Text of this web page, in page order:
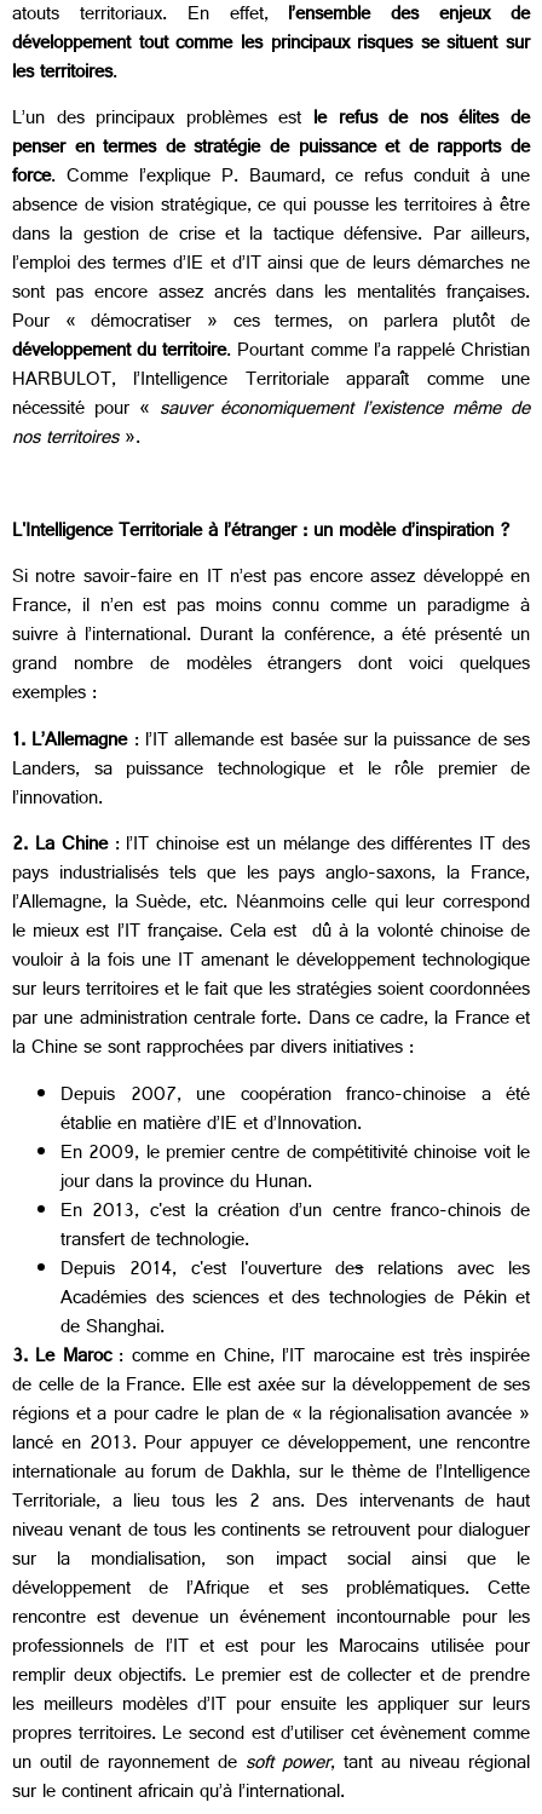
atouts territoriaux. En effet,l’ensemble des enjeux de
développement tout comme les principaux risques se situent sur
les territoires.
L’un des principaux problèmes est le refus de nos élites de
penser en termes de stratégie de puissance et de rapports de
force. Comme l’explique P. Baumard, ce refus conduit à une
absence de vision stratégique, ce qui pousse les territoires à être
dans la gestion de crise et la tactique défensive. Par ailleurs,
l’emploi des termes d’IE et d’IT ainsi que de leurs démarches ne
sont pas encore assez ancrés dans les mentalités françaises.
Pour « démocratiser » ces termes, on parlera plutôt de
développement du territoire. Pourtant comme l’a rappelé Christian
HARBULOT, l’Intelligence Territoriale apparaît comme une
nécessité pour « sauver économiquement l’existence même de
nos territoires».
L'Intelligence Territoriale à l’étranger : un modèle d’inspiration ?
Si notre savoir-faire en IT n’est pas encore assez développé en
France, il n’en est pas moins connu comme un paradigme à
suivre à l’international. Durant la conférence, a été présenté un
grand nombre de modèles étrangers dont voici quelques
exemples :
1. L’Allemagne: l’IT allemande est basée sur la puissance de ses
Landers, sa puissance technologique et le rôle premier de
l’innovation.
2. La Chine: l’IT chinoise est un mélange des différentes IT des
pays industrialisés tels que les pays anglo-saxons, la France,
l’Allemagne, la Suède, etc. Néanmoins celle qui leur correspond
le mieux est l’IT française. Cela est dû à la volonté chinoise de
vouloir à la fois une IT amenant le développement technologique
sur leurs territoires et le fait que les stratégies soient coordonnées
par une administration centrale forte. Dans ce cadre, la France et
la Chine se sont rapprochées par divers initiatives :
Depuis 2007, une coopération franco-chinoise a été
établie en matière d’IE et d’Innovation.
En 2009, le premier centre de compétitivité chinoise voit le
jour dans la province du Hunan.
En 2013, c'est la création d’un centre franco-chinois de
transfert de technologie.
Depuis 2014, c'est l'ouverture desrelations avec les
Académies des sciences et des technologies de Pékin et
de Shanghai.
3. Le Maroc: comme en Chine, l’IT marocaine est très inspirée
de celle de la France. Elle est axée sur la développement de ses
régions et a pour cadre le plan de « la régionalisation avancée »
lancé en 2013. Pour appuyer ce développement, une rencontre
internationale au forum de Dakhla, sur le thème de l’Intelligence
Territoriale, a lieu tous les 2 ans. Des intervenants de haut
niveau venant de tous les continents se retrouvent pour dialoguer
sur la mondialisation, son impact social ainsi que le
développement de l’Afrique et ses problématiques. Cette
rencontre est devenue un événement incontournable pour les
professionnels de l’IT et est pour les Marocains utilisée pour
remplir deux objectifs. Le premier est de collecter et de prendre
les meilleurs modèles d’IT pour ensuite les appliquer sur leurs
propres territoires. Le second est d’utiliser cet évènement comme
un outil de rayonnement de soft power, tant au niveau régional
sur le continent africain qu’à l’international.